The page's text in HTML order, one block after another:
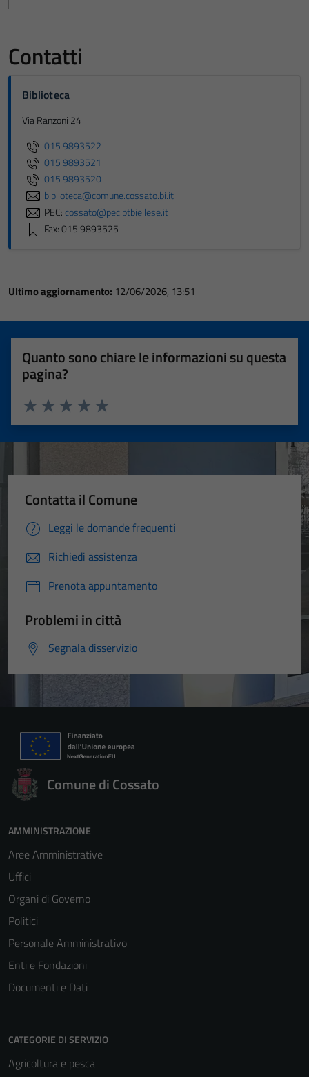
Contatti
Biblioteca
Via Ranzoni 24
015 9893522
015 9893521
015 9893520
biblioteca@comune.cossato.bi.it
PEC:cossato@pec.ptbiellese.it
Fax: 015 9893525
Ultimo aggiornamento: 12/06/2026, 13:51
Quanto sono chiare le informazioni su questa
pagina?
Valuta 5 stelle su 5
Valuta 4 stelle su 5
Valuta 3 stelle su 5
Valuta 2 stelle su 5
Valuta 1 stelle su 5
Contatta il Comune
Leggi le domande frequenti
Richiedi assistenza
Prenota appuntamento
Problemi in città
Segnala disservizio
Comune di Cossato
AMMINISTRAZIONE
Aree Amministrative
Uffici
Organi di Governo
Politici
Personale Amministrativo
Enti e Fondazioni
Documenti e Dati
CATEGORIE DI SERVIZIO
Agricoltura e pesca